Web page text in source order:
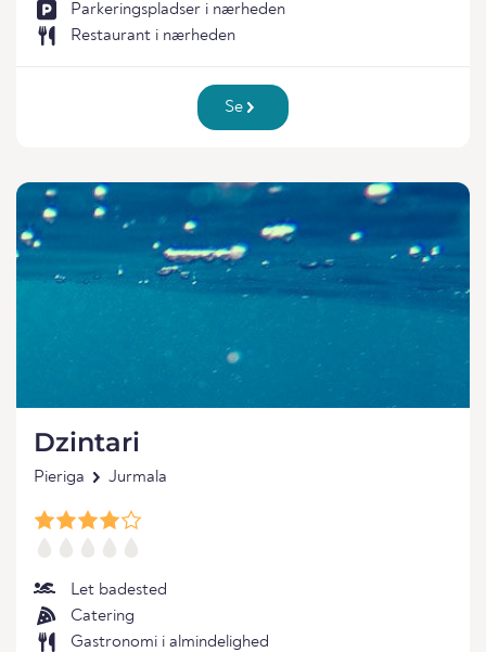
Parkeringspladser i nærheden
Restaurant i nærheden
Se
Dzintari
Pieriga Jurmala
Let badested
Catering
Gastronomi i almindelighed